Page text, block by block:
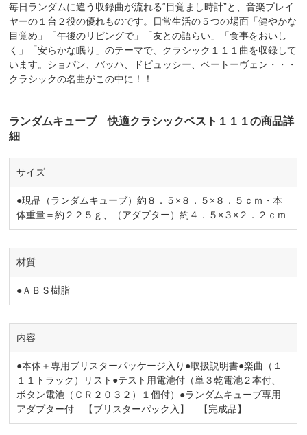
毎日ランダムに違う収録曲が流れる“目覚まし時計”と、音楽プレイ
ヤーの１台２役の優れものです。日常生活の５つの場面「健やかな
目覚め」「午後のリビングで」「友との語らい」「食事をおいし
く」「安らかな眠り」のテーマで、クラシック１１１曲を収録して
います。ショパン、バッハ、ドビュッシー、ベートーヴェン・・・
クラシックの名曲がこの中に！！
ランダムキューブ 快適クラシックベスト１１１の商品詳
細
サイズ
●現品（ランダムキューブ）約８．５×８．５×８．５ｃｍ・本
体重量＝約２２５ｇ、（アダプター）約４．５×３×２．２ｃｍ
材質
●ＡＢＳ樹脂
内容
●本体＋専用ブリスターパッケージ入り●取扱説明書●楽曲（１
１１トラック）リスト●テスト用電池付（単３乾電池２本付、
ボタン電池（ＣＲ２０３２）１個付）●ランダムキューブ専用
アダプター付 【ブリスターパック入】 【完成品】